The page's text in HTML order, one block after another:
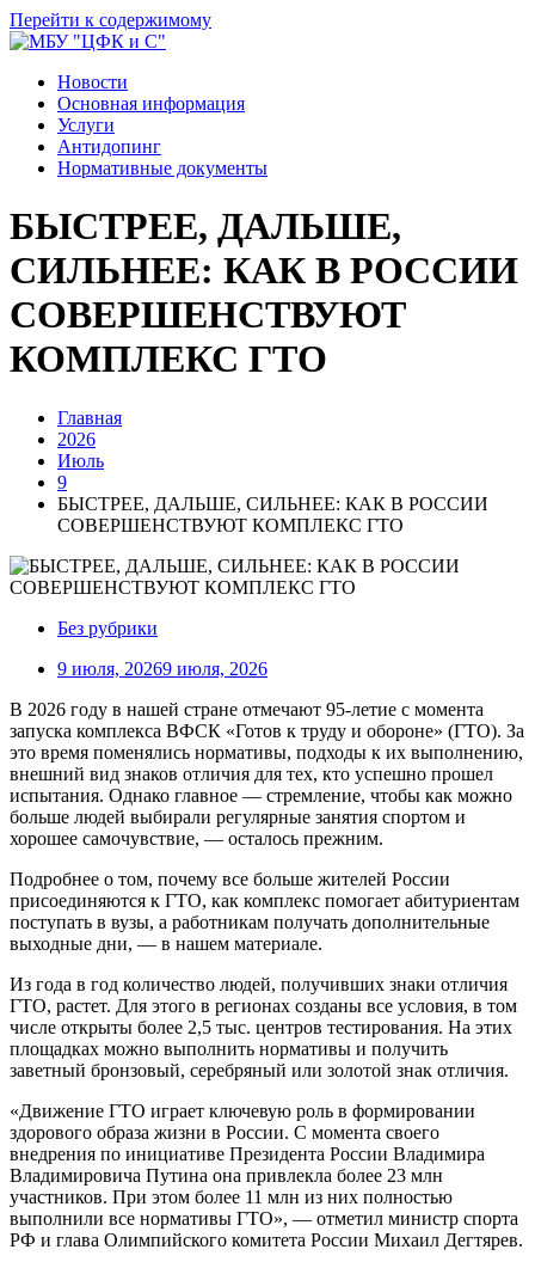
Перейти к содержимому
Новости
Основная информация
Услуги
Антидопинг
Нормативные документы
БЫСТРЕЕ, ДАЛЬШЕ,
СИЛЬНЕЕ: КАК В РОССИИ
СОВЕРШЕНСТВУЮТ
КОМПЛЕКС ГТО
Главная
2026
Июль
9
БЫСТРЕЕ, ДАЛЬШЕ, СИЛЬНЕЕ: КАК В РОССИИ
СОВЕРШЕНСТВУЮТ КОМПЛЕКС ГТО
Без рубрики
9 июля, 20269 июля, 2026
В 2026 году в нашей стране отмечают 95-летие с момента
запуска комплекса ВФСК «Готов к труду и обороне» (ГТО). За
это время поменялись нормативы, подходы к их выполнению,
внешний вид знаков отличия для тех, кто успешно прошел
испытания. Однако главное — стремление, чтобы как можно
больше людей выбирали регулярные занятия спортом и
хорошее самочувствие, — осталось прежним.
Подробнее о том, почему все больше жителей России
присоединяются к ГТО, как комплекс помогает абитуриентам
поступать в вузы, а работникам получать дополнительные
выходные дни, — в нашем материале.
Из года в год количество людей, получивших знаки отличия
ГТО, растет. Для этого в регионах созданы все условия, в том
числе открыты более 2,5 тыс. центров тестирования. На этих
площадках можно выполнить нормативы и получить
заветный бронзовый, серебряный или золотой знак отличия.
«Движение ГТО играет ключевую роль в формировании
здорового образа жизни в России. С момента своего
внедрения по инициативе Президента России Владимира
Владимировича Путина она привлекла более 23 млн
участников. При этом более 11 млн из них полностью
выполнили все нормативы ГТО», — отметил министр спорта
РФ и глава Олимпийского комитета России Михаил Дегтярев.